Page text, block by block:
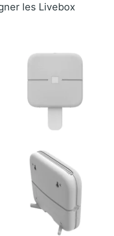
les Livebox